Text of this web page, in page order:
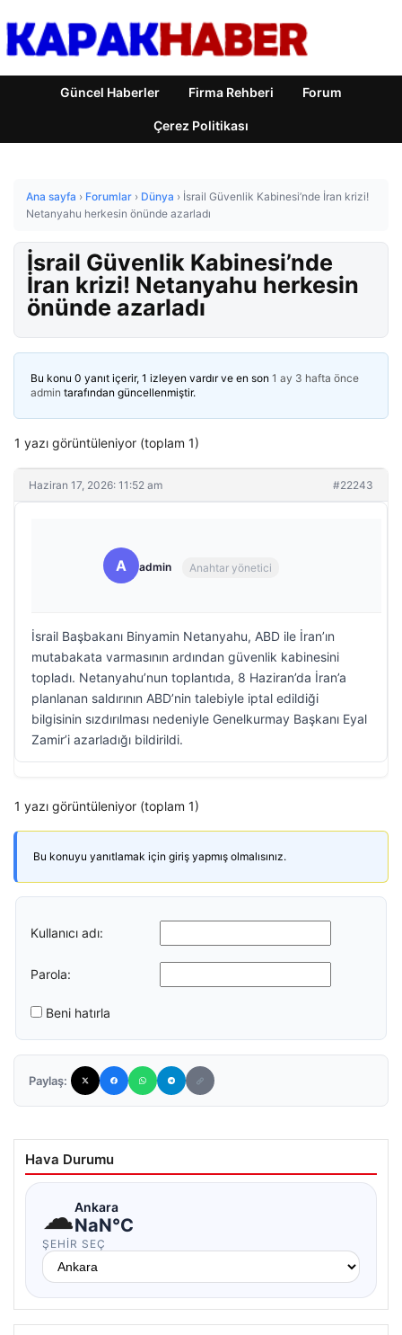
Güncel Haberler Firma Rehberi Forum
Çerez Politikası
Ana sayfa › Forumlar › Dünya › İsrail Güvenlik Kabinesi’nde İran krizi!
Netanyahu herkesin önünde azarladı
İsrail Güvenlik Kabinesi’nde
İran krizi! Netanyahu herkesin
önünde azarladı
Bu konu 0 yanıt içerir, 1 izleyen vardır ve en son 1 ay 3 hafta önce
admin tarafından güncellenmiştir.
1 yazı görüntüleniyor (toplam 1)
Haziran 17, 2026: 11:52 am #22243
A admin Anahtar yönetici
İsrail Başbakanı Binyamin Netanyahu, ABD ile İran’ın
mutabakata varmasının ardından güvenlik kabinesini
topladı. Netanyahu’nun toplantıda, 8 Haziran’da İran’a
planlanan saldırının ABD’nin talebiyle iptal edildiği
bilgisinin sızdırılması nedeniyle Genelkurmay Başkanı Eyal
Zamir’i azarladığı bildirildi.
1 yazı görüntüleniyor (toplam 1)
Bu konuyu yanıtlamak için giriş yapmış olmalısınız.
Kullanıcı adı:
Parola:
Beni hatırla
Paylaş:
Hava Durumu
☁Ankara
NaN°C
ŞEHIR SEÇ